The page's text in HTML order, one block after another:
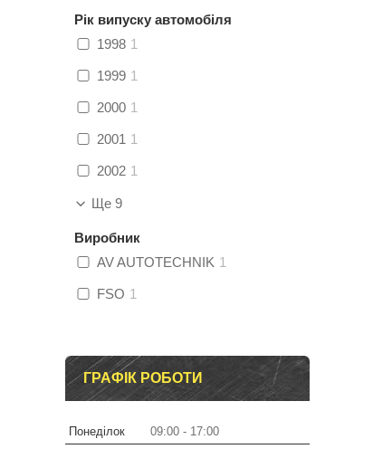
Рік випуску автомобіля
1998 1
1999 1
2000 1
2001 1
2002 1
Ще 9
Виробник
AV AUTOTECHNIK 1
FSO 1
ГРАФІК РОБОТИ
Понеділок 09:00
17:00